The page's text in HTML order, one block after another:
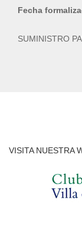
Fecha
SUMINISTRO
VISITA NUESTRA